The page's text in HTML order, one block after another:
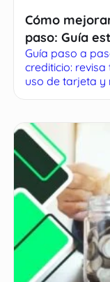
Cómo
paso: Guía
salud
Guía paso a
crediticio:
uso de tarjeta y